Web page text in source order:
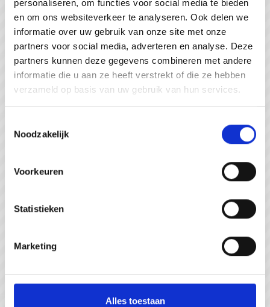
personaliseren, om functies voor social media te bieden
en om ons websiteverkeer te analyseren. Ook delen we
informatie over uw gebruik van onze site met onze
partners voor social media, adverteren en analyse. Deze
partners kunnen deze gegevens combineren met andere
informatie die u aan ze heeft verstrekt of die ze hebben
verzameld op basis van uw gebruik van hun services.
Noodzakelijk
Voorkeuren
Statistieken
Marketing
Alles toestaan
#WeZienJeHierGraag
Strandpaviljoen de Piraat Cadzand
Savoir plus